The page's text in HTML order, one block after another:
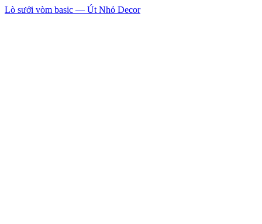
Lò sưởi vòm basic — Út Nhỏ Decor